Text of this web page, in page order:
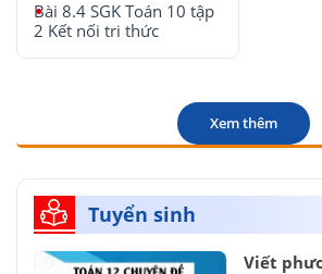
Bài 8.4 SGK Toán 10 tập
2 Kết nối tri thức
Xem thêm
Tuyển sinh
Viết